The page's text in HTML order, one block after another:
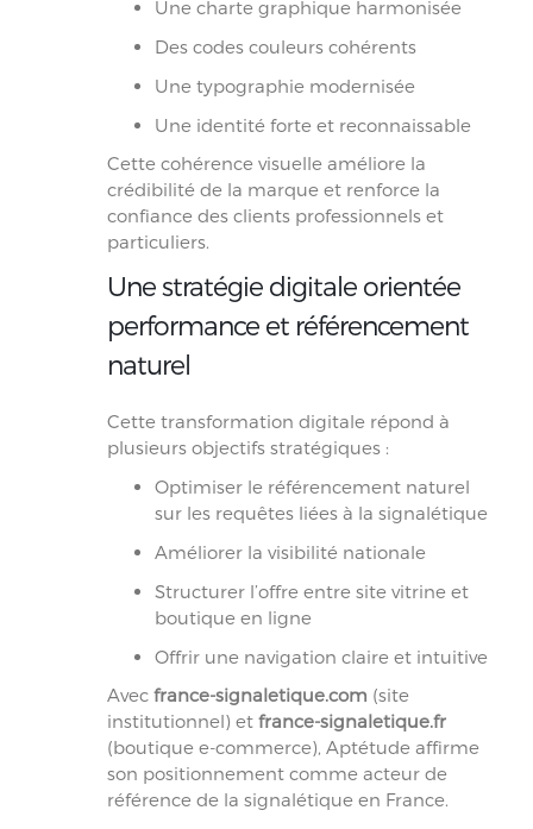
Une charte graphique harmonisée
Des codes couleurs cohérents
Une typographie modernisée
Une identité forte et reconnaissable
Cette cohérence visuelle améliore la
crédibilité de la marque et renforce la
confiance des clients professionnels et
particuliers.
Une stratégie digitale orientée
performance et référencement
naturel
Cette transformation digitale répond à
plusieurs objectifs stratégiques :
Optimiser le référencement naturel
sur les requêtes liées à la signalétique
Améliorer la visibilité nationale
Structurer l’offre entre site vitrine et
boutique en ligne
Offrir une navigation claire et intuitive
Avec france-signaletique.com (site
institutionnel) et france-signaletique.fr
(boutique e-commerce), Aptétude affirme
son positionnement comme acteur de
référence de la signalétique en France.